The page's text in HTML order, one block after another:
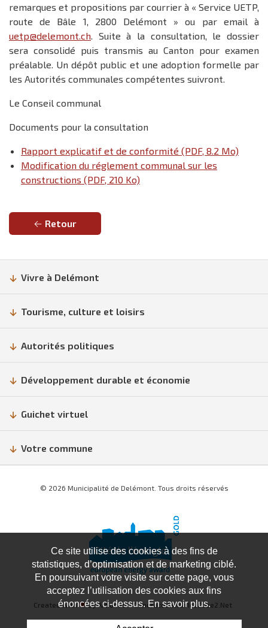
remarques et propositions par courrier à « Service UETP,
route de Bâle 1, 2800 Delémont » ou par email à
uetp@delemont.ch . Suite à la consultation, le dossier
sera consolidé puis transmis au Canton pour examen
préalable. Un dépôt public et une adoption formelle par
les Autorités communales compétentes suivront.
Le Conseil communal
Documents pour la consultation
Rapport explicatif et de conformité (PDF, 8.2 Mo)
Modification du réglement communal sur les
constructions (PDF, 210 Ko)
Retour
Vivre à Delémont
Tourisme, culture et loisirs
Autorités politiques
Développement durable et économie
Guichet virtuel
Votre commune
© 2026 Municipalité de Delémont. Tous droits réservés
Created with♥by Artionet Generated with IceCube2.Net
Ce site utilise des cookies à des fins de
statistiques, d’optimisation et de marketing ciblé.
En poursuivant votre visite sur cette page, vous
acceptez l’utilisation des cookies aux fins
énoncées ci-dessus. En savoir plus.